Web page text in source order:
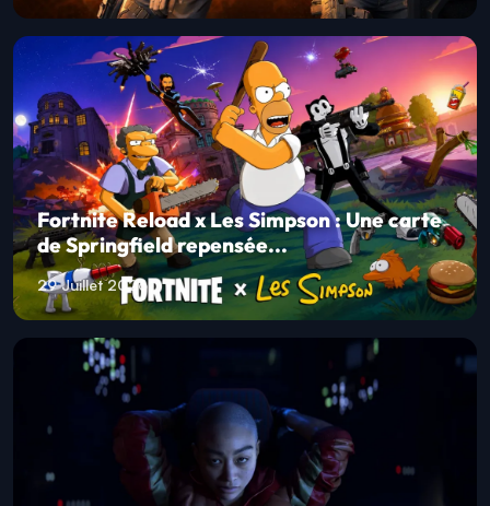
Fortnite Reload x Les Simpson : Une carte
de Springfield repensée...
29 Juillet 2026